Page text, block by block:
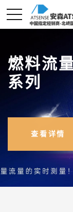
燃料流
系列
查看详情